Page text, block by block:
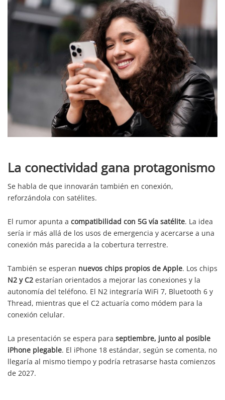
La conectividad gana protagonismo
Se habla de que innovarán también en conexión,
reforzándola con satélites.
El rumor apunta a compatibilidad con 5G vía satélite. La idea
sería ir más allá de los usos de emergencia y acercarse a una
conexión más parecida a la cobertura terrestre.
También se esperan nuevos chips propios de Apple. Los chips
N2 y C2 estarían orientados a mejorar las conexiones y la
autonomía del teléfono. El N2 integraría WiFi 7, Bluetooth 6 y
Thread, mientras que el C2 actuaría como módem para la
conexión celular.
La presentación se espera para septiembre, junto al posible
iPhone plegable. El iPhone 18 estándar, según se comenta, no
llegaría al mismo tiempo y podría retrasarse hasta comienzos
de 2027.